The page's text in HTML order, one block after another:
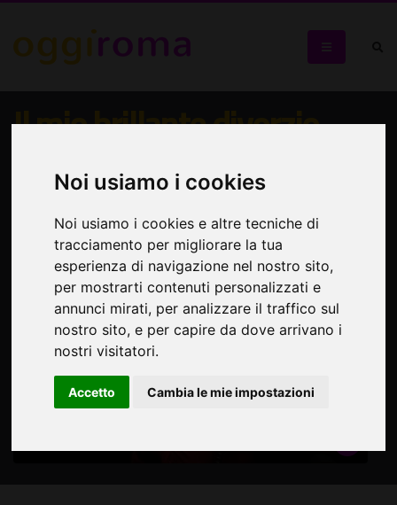
Noi usiamo i cookies
Noi usiamo i cookies e altre tecniche di
tracciamento per migliorare la tua
esperienza di navigazione nel nostro sito,
per mostrarti contenuti personalizzati e
annunci mirati, per analizzare il traffico sul
nostro sito, e per capire da dove arrivano i
nostri visitatori.
Accetto Cambia le mie impostazioni
Il mio brillante divorzio
Come sopravvivere con ironia ad un divorzio a cinquant'anni